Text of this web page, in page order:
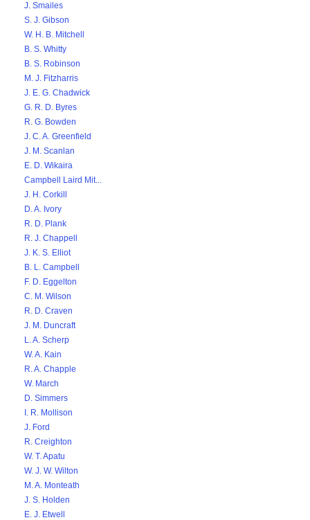
J. Smailes
S. J. Gibson
W. H. B. Mitchell
B. S. Whitty
B. S. Robinson
M. J. Fitzharris
J. E. G. Chadwick
G. R. D. Byres
R. G. Bowden
J. C. A. Greenfield
J. M. Scanlan
E. D. Wikaira
Campbell Laird Mit...
J. H. Corkill
D. A. Ivory
R. D. Plank
R. J. Chappell
J. K. S. Elliot
B. L. Campbell
F. D. Eggelton
C. M. Wilson
R. D. Craven
J. M. Duncraft
L. A. Scherp
W. A. Kain
R. A. Chapple
W. March
D. Simmers
I. R. Mollison
J. Ford
R. Creighton
W. T. Apatu
W. J. W. Wilton
M. A. Monteath
J. S. Holden
E. J. Etwell